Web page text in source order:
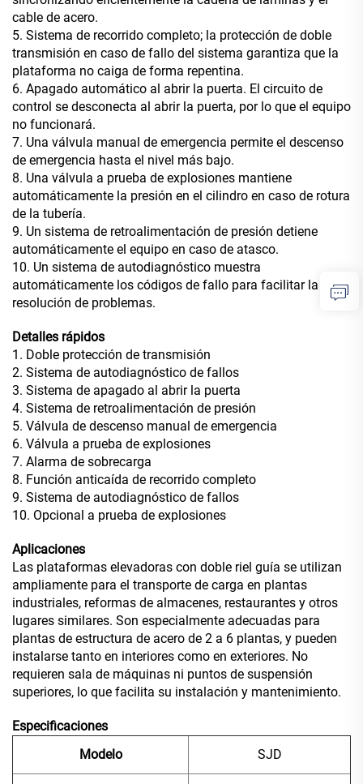
cable de acero.
5. Sistema de recorrido completo; la protección de doble
transmisión en caso de fallo del sistema garantiza que la
plataforma no caiga de forma repentina.
6. Apagado automático al abrir la puerta. El circuito de
control se desconecta al abrir la puerta, por lo que el equipo
no funcionará.
7. Una válvula manual de emergencia permite el descenso
de emergencia hasta el nivel más bajo.
8. Una válvula a prueba de explosiones mantiene
automáticamente la presión en el cilindro en caso de rotura
de la tubería.
9. Un sistema de retroalimentación de presión detiene
automáticamente el equipo en caso de atasco.
10. Un sistema de autodiagnóstico muestra
automáticamente los códigos de fallo para facilitar la
resolución de problemas.
Detalles rápidos
1. Doble protección de transmisión
2. Sistema de autodiagnóstico de fallos
3. Sistema de apagado al abrir la puerta
4. Sistema de retroalimentación de presión
5. Válvula de descenso manual de emergencia
6. Válvula a prueba de explosiones
7. Alarma de sobrecarga
8. Función anticaída de recorrido completo
9. Sistema de autodiagnóstico de fallos
10. Opcional a prueba de explosiones
Aplicaciones
Las plataformas elevadoras con doble riel guía se utilizan
ampliamente para el transporte de carga en plantas
industriales, reformas de almacenes, restaurantes y otros
lugares similares. Son especialmente adecuadas para
plantas de estructura de acero de 2 a 6 plantas, y pueden
instalarse tanto en interiores como en exteriores. No
requieren sala de máquinas ni puntos de suspensión
superiores, lo que facilita su instalación y mantenimiento.
Especificaciones
Modelo
SJD